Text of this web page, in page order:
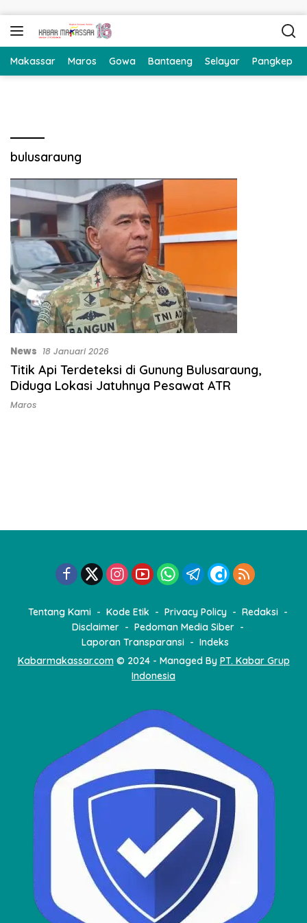
Makassar Maros Gowa Bantaeng Selayar Pangkep
bulusaraung
News 18 Januari 2026
Titik Api Terdeteksi di Gunung Bulusaraung,
Diduga Lokasi Jatuhnya Pesawat ATR
Maros
Tentang Kami Kode Etik Privacy Policy
Redaksi
Disclaimer
Pedoman Media Siber
Laporan Transparansi
Indeks
Kabarmakassar.com© 2024 - Managed By PT. Kabar Grup
Indonesia